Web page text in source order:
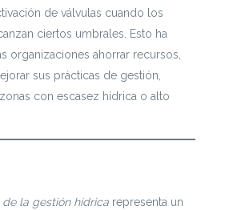
de válvulas cuando los
ciertos umbrales. Esto ha
organizaciones ahorrar recursos,
sus prácticas de gestión,
con escasez hídrica o alto
la gestión hídricarepresenta un